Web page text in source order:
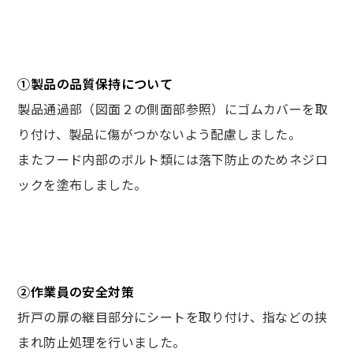
①製品の品質保持について
製品通過部（図面２の側面部参照）にゴムカバーを取
り付け、製品に傷がつかないよう配慮しました。
またフード内部のボルト類には落下防止のためネジロ
ックを塗布しました。
②作業員の安全対策
折戸の扉の継目部分にシートを取り付け、指などの挟
まれ防止処理を行いました。